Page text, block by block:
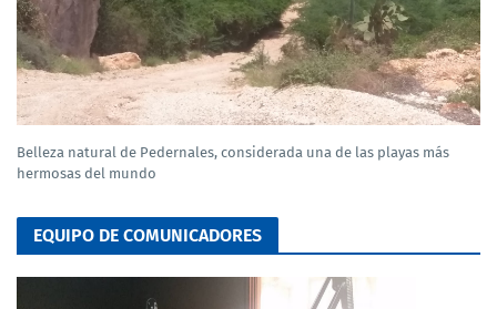
Belleza natural de Pedernales, considerada una de las playas más
hermosas del mundo
EQUIPO DE COMUNICADORES